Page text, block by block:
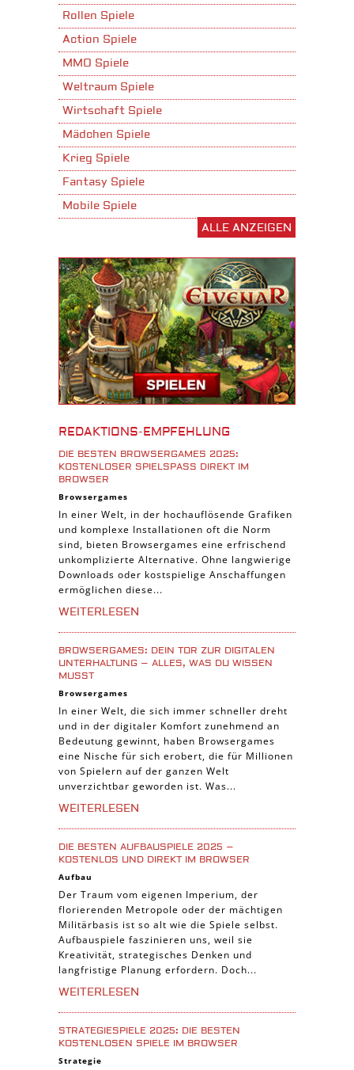
Rollen Spiele
Action Spiele
MMO Spiele
Weltraum Spiele
Wirtschaft Spiele
Mädchen Spiele
Krieg Spiele
Fantasy Spiele
Mobile Spiele
Download Spiele
3D Spiele
Tablet Spiele
Android Spiele
iPhone Spiele
iOS Spiele
iPad Spiele
Denk Spiele
Piraten Spiele
Sport Spiele
Pferde Spiele
Simulation Spiele
Tier Spiele
Casual Spiele
Abenteuer Spiele
Online Spiele
3-Gewinnt Spiele
Trading Card Spiele
Manager Spiele
ALLE ANZEIGEN
REDAKTIONS-EMPFEHLUNG
DIE BESTEN BROWSERGAMES 2025:
KOSTENLOSER SPIELSPASS DIREKT IM B
ROWSER
Browsergames
In einer Welt, in der hochauflösende Grafiken
und komplexe Installationen oft die Norm
sind, bieten Browsergames eine erfrischend
unkomplizierte Alternative. Ohne langwierige
Downloads oder kostspielige Anschaffungen
ermöglichen diese...
WEITERLESEN
BROWSERGAMES: DEIN TOR ZUR DIGITALEN
UNTERHALTUNG – ALLES, WAS DU WISSEN
MUSST
Browsergames
In einer Welt, die sich immer schneller dreht
und in der digitaler Komfort zunehmend an
Bedeutung gewinnt, haben Browsergames
eine Nische für sich erobert, die für Millionen
von Spielern auf der ganzen Welt
unverzichtbar geworden ist. Was...
WEITERLESEN
DIE BESTEN AUFBAUSPIELE 2025 –
KOSTENLOS UND DIREKT IM BROWSER
Aufbau
Der Traum vom eigenen Imperium, der
florierenden Metropole oder der mächtigen
Militärbasis ist so alt wie die Spiele selbst.
Aufbauspiele faszinieren uns, weil sie
Kreativität, strategisches Denken und
langfristige Planung erfordern. Doch...
WEITERLESEN
STRATEGIESPIELE 2025: DIE BESTEN
KOSTENLOSEN SPIELE IM BROWSER
Strategie